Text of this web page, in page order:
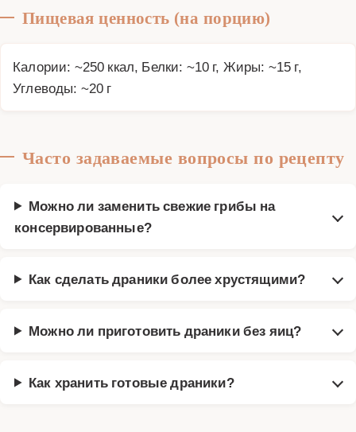
Пищевая ценность (на порцию)
Калории: ~250 ккал, Белки: ~10 г, Жиры: ~15 г,
Углеводы: ~20 г
Часто задаваемые вопросы по рецепту
Можно ли заменить свежие грибы на
консервированные?
Как сделать драники более хрустящими?
Можно ли приготовить драники без яиц?
Как хранить готовые драники?